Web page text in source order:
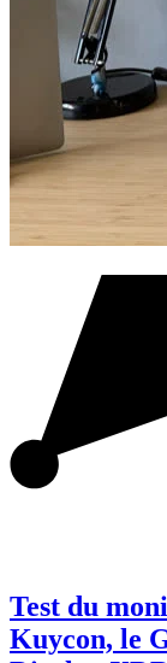
Test du
Kuycon, le